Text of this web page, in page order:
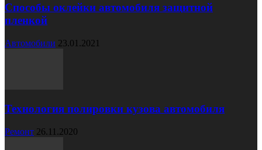
Способы оклейки автомобиля защитной
пленкой
Автомобили 23.01.2021
Технология полировки кузова автомобиля
Ремонт 26.11.2020